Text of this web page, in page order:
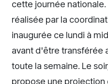
cette journée
réalisée par la
inaugurée ce lundi à
avant d'être transférée
toute la semaine. Le
propose une projection